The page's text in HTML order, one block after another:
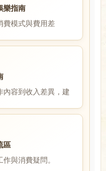
樂指南
費模式與費用差
內容到收入差異，建
區
與消費疑問。